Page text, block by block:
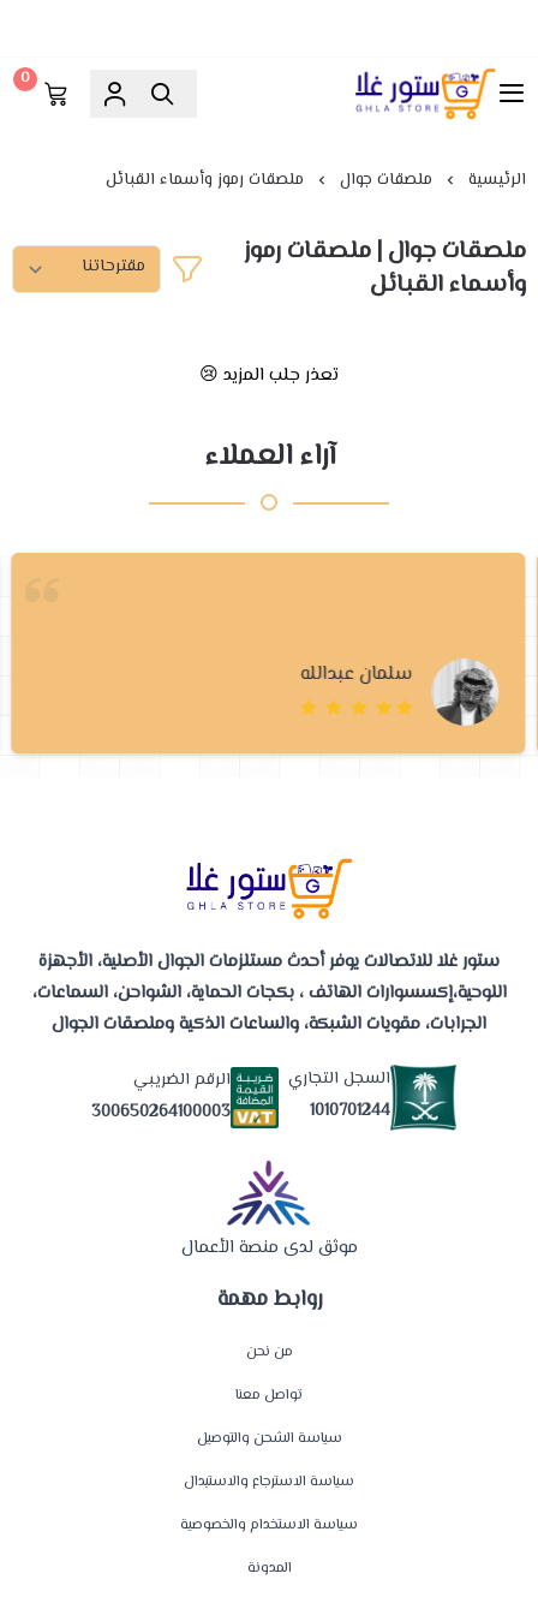
ستور غلا
0
الرئيسية ملصقات جوال ملصقات رموز وأسماء القبائل
ملصقات جوال | ملصقات رموز
وأسماء القبائل
تعذر جلب المزيد 😢
آراء العملاء
سلمان عبدالله
روابط مهمة
من نحن
تواصل معنا
سياسة الشحن والتوصيل
سياسة الاسترجاع والاستبدال
سياسة الاستخدام والخصوصية
المدونة
ستور غلا للاتصالات يوفر أحدث مستلزمات الجوال الأصلية، الأجهزة
اللوحية،إكسسوارات الهاتف ، بكجات الحماية، الشواحن، السماعات،
الجرابات، مقويات الشبكة، والساعات الذكية وملصقات الجوال
السجل التجاري
1010701244
الرقم الضريبي
300650264100003
موثق لدى منصة الأعمال